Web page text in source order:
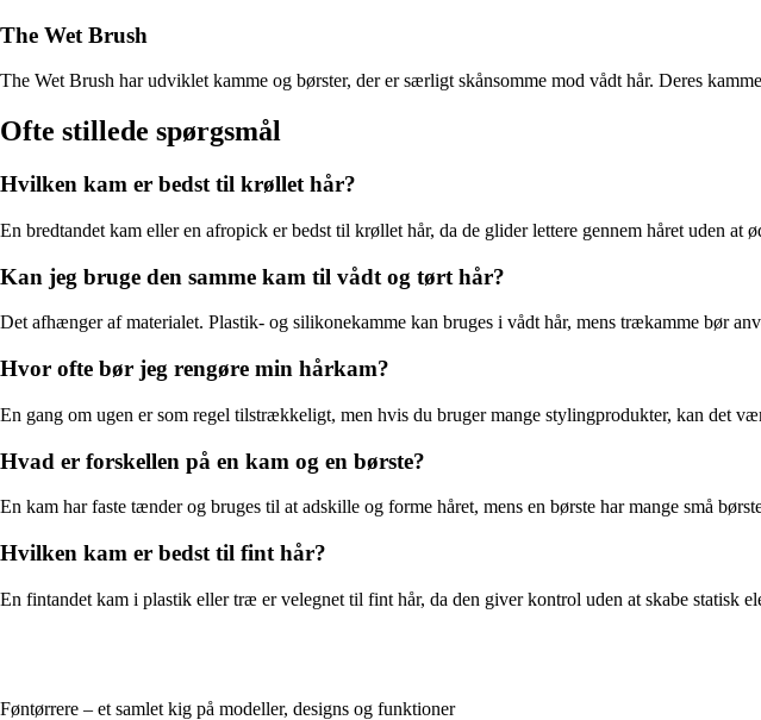
The Wet Brush
The Wet Brush har udviklet kamme og børster, der er særligt skånsomme mod vådt hår. Deres
Ofte stillede spørgsmål
Hvilken kam er bedst til krøllet hår?
En bredtandet kam eller en afropick er bedst til krøllet hår, da de glider lettere gennem håret uden
Kan jeg bruge den samme kam til vådt og tørt hår?
Det afhænger af materialet. Plastik- og silikonekamme kan bruges i vådt hår, mens trækamme bør
Hvor ofte bør jeg rengøre min hårkam?
En gang om ugen er som regel tilstrækkeligt, men hvis du bruger mange stylingprodukter, kan det
Hvad er forskellen på en kam og en børste?
En kam har faste tænder og bruges til at adskille og forme håret, mens en børste har mange små
Hvilken kam er bedst til fint hår?
En fintandet kam i plastik eller træ er velegnet til fint hår, da den giver kontrol uden at skabe statisk
Føntørrere – et samlet kig på modeller, designs og funktioner